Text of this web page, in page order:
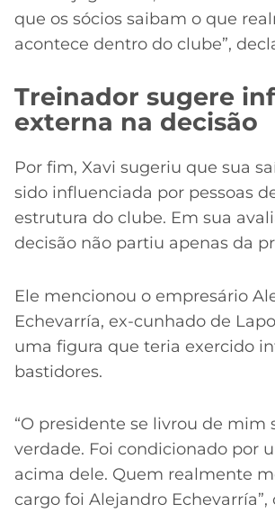
que os sócios saibam o que
acontece dentro do clube”,
Treinador sugere
externa na decisão
Por fim, Xavi sugeriu que sua
sido influenciada por pessoas
estrutura do clube. Em sua
decisão não partiu apenas da
Ele mencionou o empresário
Echevarría, ex-cunhado de
uma figura que teria exercido
bastidores.
“O presidente se livrou de mim
verdade. Foi condicionado por
acima dele. Quem realmente
cargo foi Alejandro Echevarría”,